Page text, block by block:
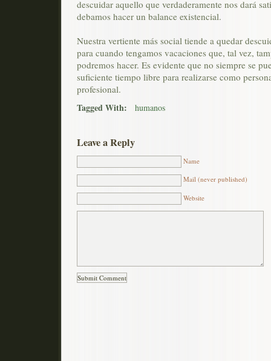
descuidar aquello que verdaderamente nos dará
debamos hacer un balance existencial.
Nuestra vertiente más social tiende a quedar
para cuando tengamos vacaciones que, tal vez,
podremos hacer. Es evidente que no siempre se
suficiente tiempo libre para realizarse como
profesional.
Tagged With: humanos
Leave a Reply
Name
Mail (never published)
Website